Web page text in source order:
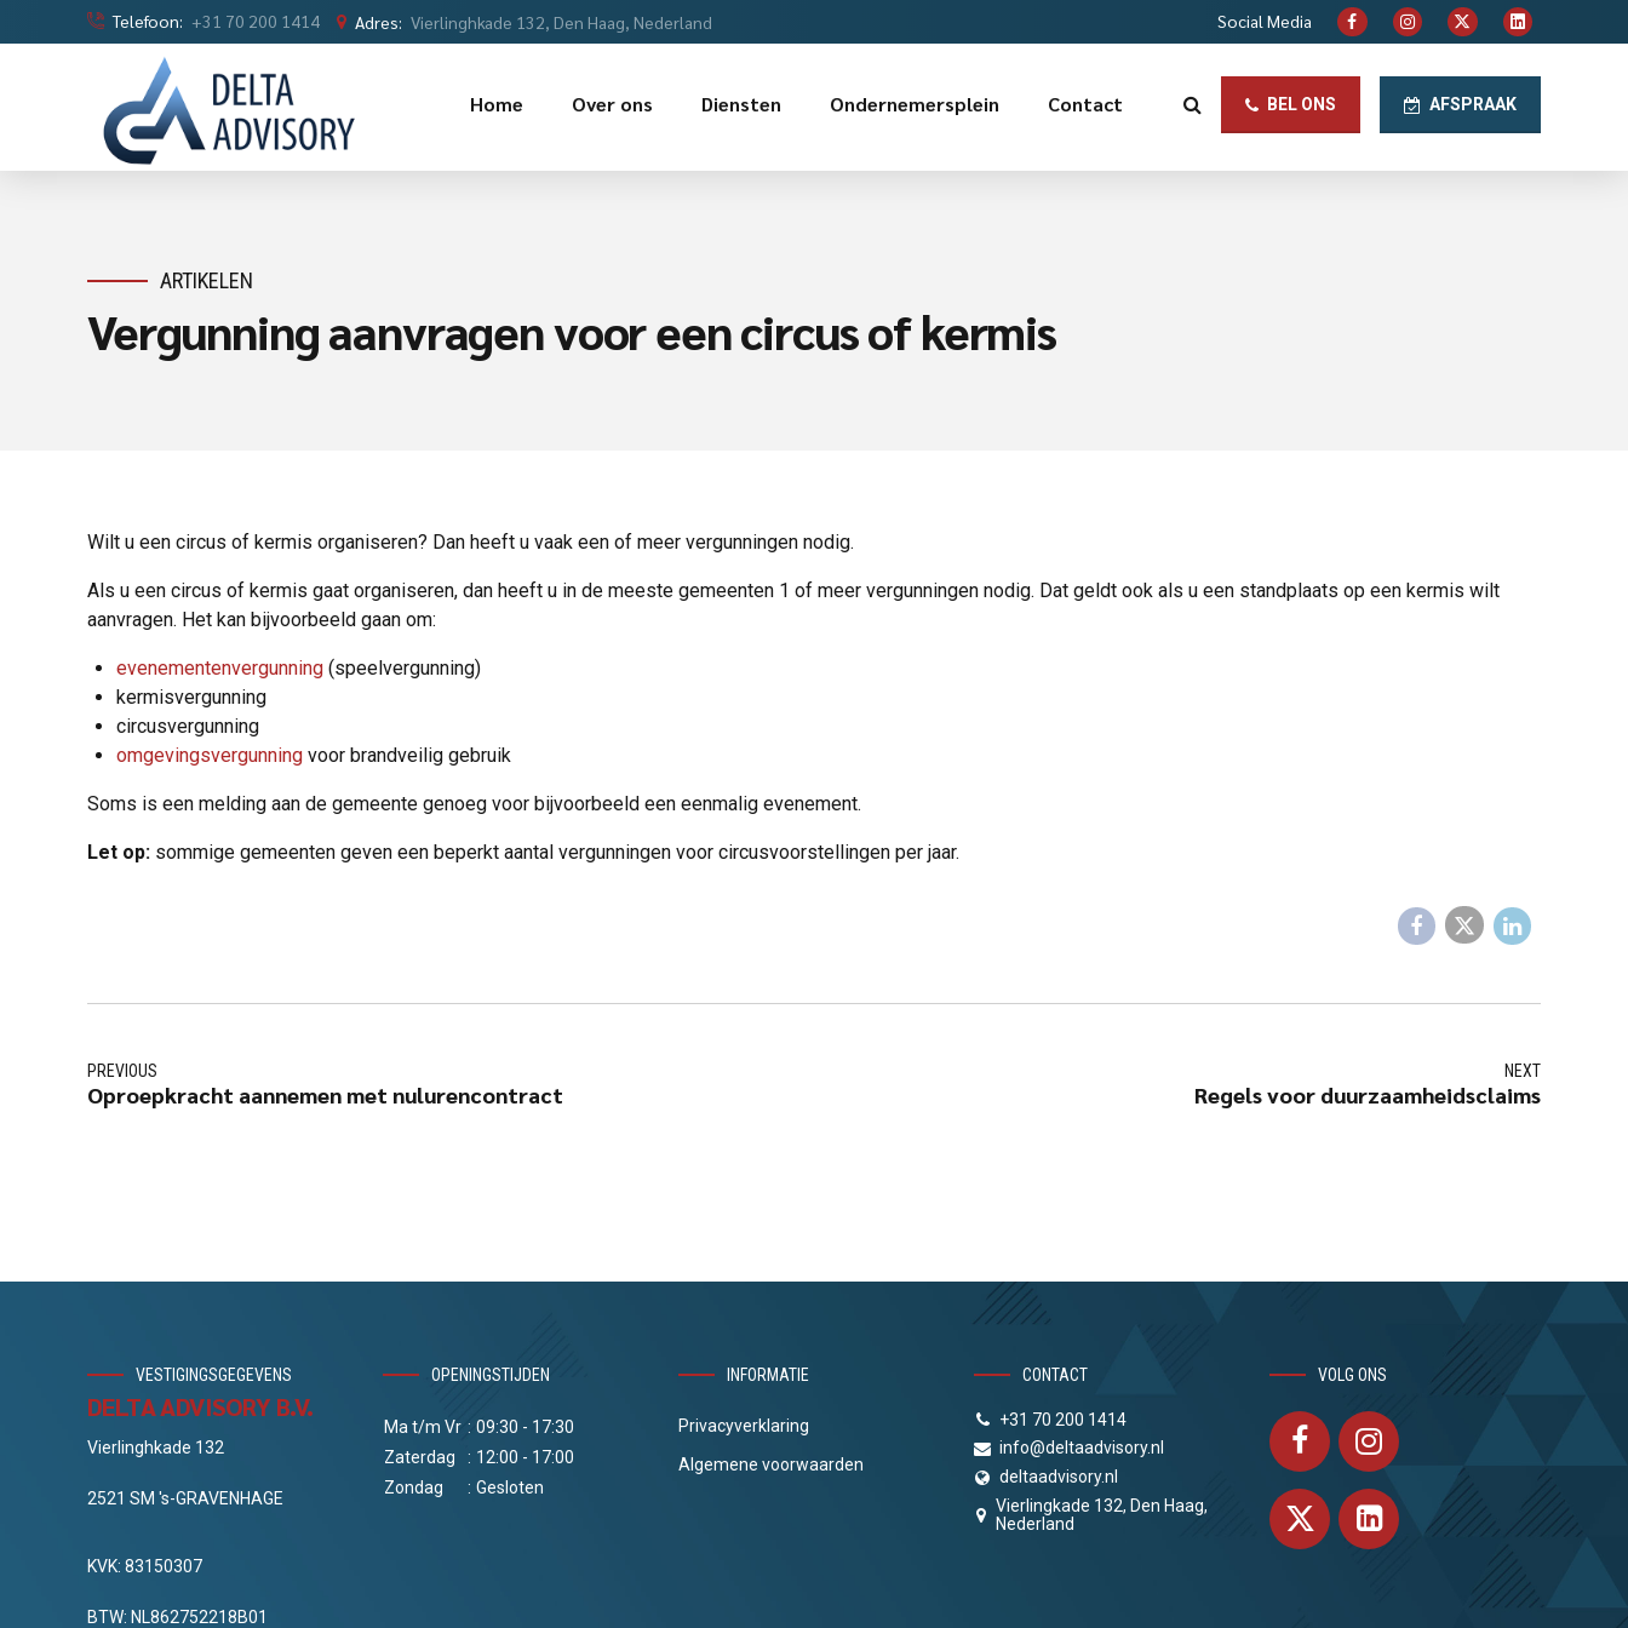
Telefoon: +31 70 200 1414 Adres: Vierlinghkade 132, Den Haag, Nederland Social Media
BEL ONS AFSPRAAK
Home Over ons Diensten Ondernemersplein Contact
ARTIKELEN
Vergunning aanvragen voor een circus of kermis
Wilt u een circus of kermis organiseren? Dan heeft u vaak een of meer vergunningen nodig.
Als u een circus of kermis gaat organiseren, dan heeft u in de meeste gemeenten 1 of meer vergunningen nodig. Dat geldt ook als u een standplaats op een kermis wilt
aanvragen. Het kan bijvoorbeeld gaan om:
evenementenvergunning (speelvergunning)
kermisvergunning
circusvergunning
omgevingsvergunning voor brandveilig gebruik
Soms is een melding aan de gemeente genoeg voor bijvoorbeeld een eenmalig evenement.
Let op: sommige gemeenten geven een beperkt aantal vergunningen voor circusvoorstellingen per jaar.
PREVIOUS
Oproepkracht aannemen met nulurencontract
NEXT
Regels voor duurzaamheidsclaims
VESTIGINGSGEGEVENS
DELTA ADVISORY B.V.
Vierlinghkade 132
2521 SM 's-GRAVENHAGE
KVK: 83150307
BTW: NL862752218B01
OPENINGSTIJDEN
Ma t/m Vr : 09:30 - 17:30
Zaterdag
: 12:00 - 17:00
Zondag
: Gesloten
INFORMATIE
Privacyverklaring
Algemene voorwaarden
CONTACT
+31 70 200 1414
info@deltaadvisory.nl
deltaadvisory.nl
Vierlingkade 132, Den Haag,
Nederland
VOLG ONS